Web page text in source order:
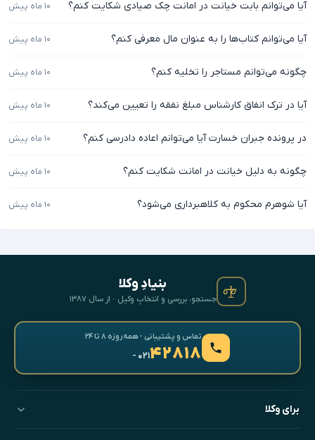
آیا می‌توانم بابت خیانت در امانت چک صیادی شکایت کنم؟ ۱۰ ماه پیش
آیا می‌توانم کتاب‌ها را به عنوان مال معرفی کنم؟ ۱۰ ماه پیش
چگونه می‌توانم مستاجر را تخلیه کنم؟ ۱۰ ماه پیش
آیا در ترک انفاق کارشناس مبلغ نفقه را تعیین می‌کند؟ ۱۰ ماه پیش
در پرونده جبران خسارت آیا می‌توانم اعاده دادرسی کنم؟ ۱۰ ماه پیش
چگونه به دلیل خیانت در امانت شکایت کنم؟ ۱۰ ماه پیش
آیا شوهرم محکوم به کلاهبرداری می‌شود؟ ۱۰ ماه پیش
بنیادِ وکلا
جستجو، بررسی و انتخابِ وکیل · از سال ۱۳۸۷
تماس و پشتیبانی · همه‌روزه ۸ تا ۲۴
۴۲۸۱۸- ۰۲۱
برای وکلا